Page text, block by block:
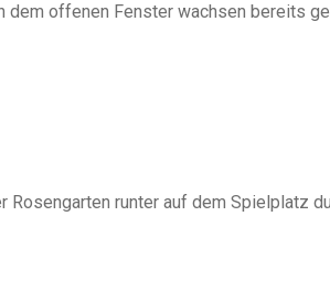
dem offenen Fenster wachsen bereits
runter auf dem Spielplatz